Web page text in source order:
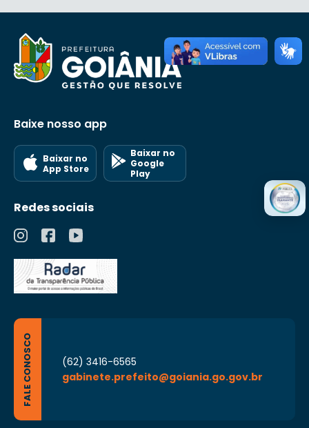
Baixe nosso app
Baixar no
App Store
Baixar no
Google
Play
Redes sociais
FALE CONOSCO
(62) 3416-6565
gabinete.prefeito@goiania.go.gov.br